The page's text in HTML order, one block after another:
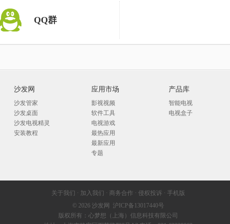
QQ群
沙发网
沙发管家
沙发桌面
沙发电视精灵
安装教程
应用市场
影视视频
软件工具
电视游戏
最热应用
最新应用
专题
产品库
智能电视
电视盒子
关于我们 · 加入我们 · 商务合作 · 侵权投诉 · 手机版
© 2026 沙发网
沪ICP备13017440号
版权所有：心梦想（上海）信息科技有限公司